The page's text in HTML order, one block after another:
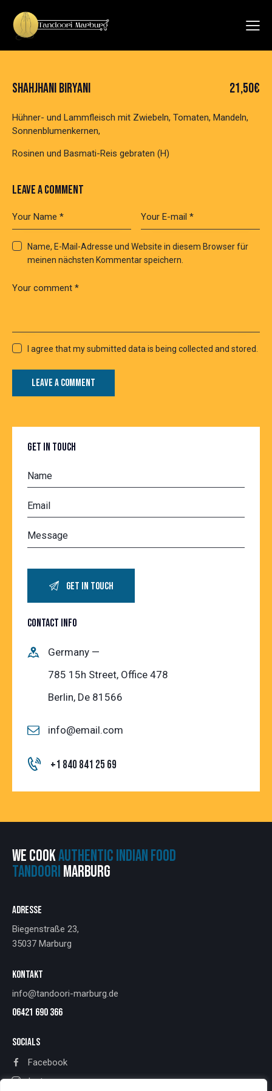
SHAHJHANI BIRYANI 21,50€
Hühner- und Lammfleisch mit Zwiebeln, Tomaten, Mandeln,
Sonnenblumenkernen,
Rosinen und Basmati-Reis gebraten (H)
LEAVE A COMMENT
Name, E-Mail-Adresse und Website in diesem Browser für
meinen nächsten Kommentar speichern.
I agree that my submitted data is being collected and stored.
GET IN TOUCH
CONTACT INFO
Germany —
785 15h Street, Office 478
Berlin, De 81566
info@email.com
+1 840 841 25 69
WE COOKAUTHENTIC INDIAN FOOD
TANDOORIMARBURG
ADRESSE
Biegenstraße 23,
35037 Marburg
KONTAKT
info@tandoori-marburg.de
06421 690 366
SOCIALS
Facebook
Instagram